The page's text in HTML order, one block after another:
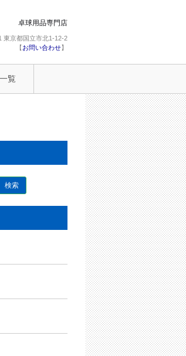
卓球用品専門店
東京都国立市北1-12-2
【お問い合わせ】
覧